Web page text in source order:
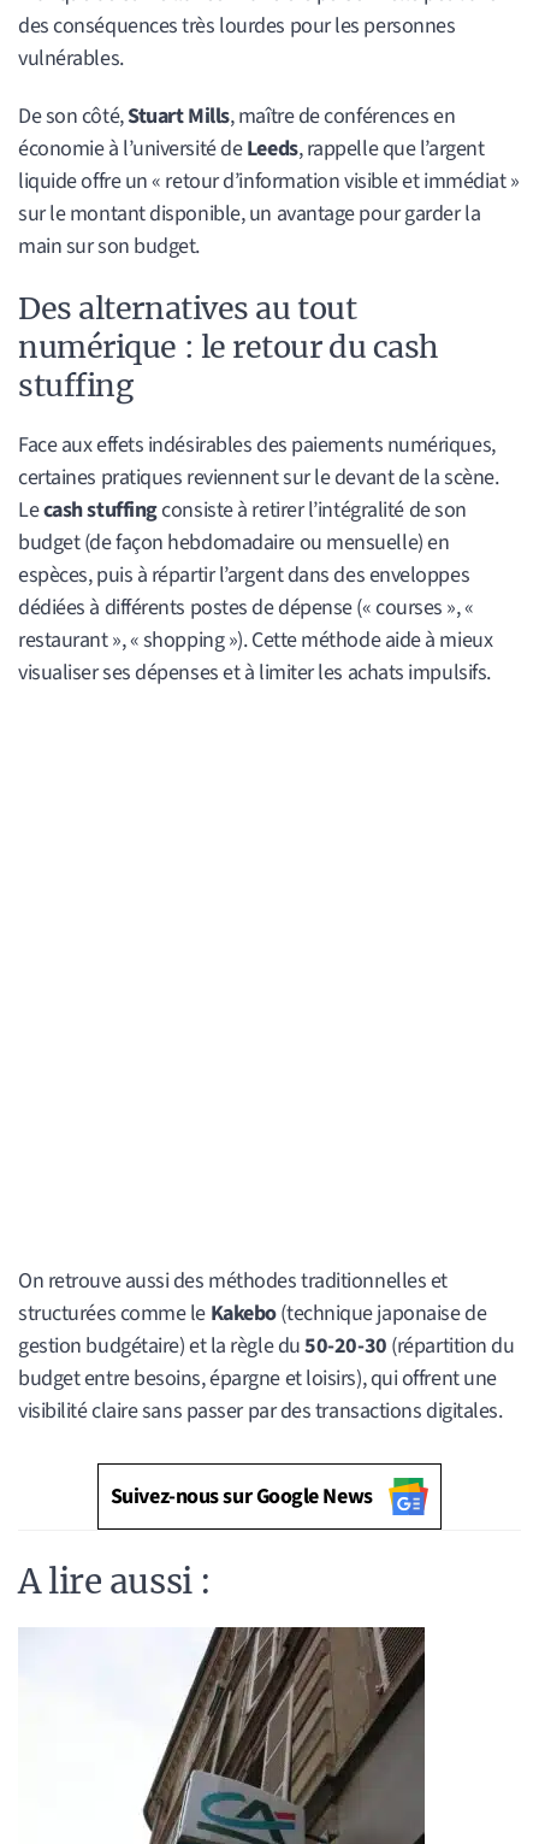
des conséquences très lourdes pour les personnes
vulnérables.
De son côté,Stuart Mills, maître de conférences en
économie à l’université deLeeds, rappelle que l’argent
liquide offre un « retour d’information visible et immédiat »
sur le montant disponible, un avantage pour garder la
main sur son budget.
Des alternatives au tout
numérique : le retour du cash
stuffing
Face aux effets indésirables des paiements numériques,
certaines pratiques reviennent sur le devant de la scène.
Lecash stuffingconsiste à retirer l’intégralité de son
budget (de façon hebdomadaire ou mensuelle) en
espèces, puis à répartir l’argent dans des enveloppes
dédiées à différents postes de dépense (« courses », «
restaurant », « shopping »). Cette méthode aide à mieux
visualiser ses dépenses et à limiter les achats impulsifs.
On retrouve aussi des méthodes traditionnelles et
structurées comme le Kakebo(technique japonaise de
gestion budgétaire) et la règle du50-20-30 (répartition du
budget entre besoins, épargne et loisirs), qui offrent une
visibilité claire sans passer par des transactions digitales.
Suivez-nous sur Google News
A lire aussi :